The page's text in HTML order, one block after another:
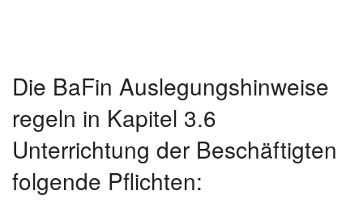
Die BaFin Auslegungshinweise
regeln in Kapitel 3.6
Unterrichtung der Beschäftigten
folgende Pflichten: